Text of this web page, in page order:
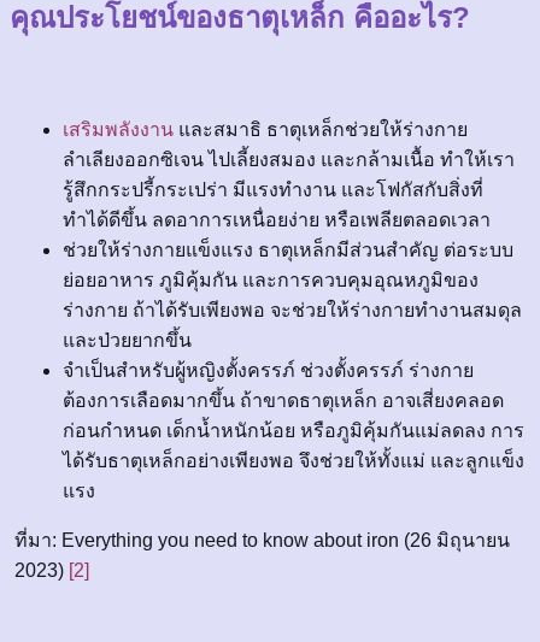
คุณประโยชน์ของธาตุเหล็ก คืออะไร?
เสริมพลังงาน และสมาธิ ธาตุเหล็กช่วยให้ร่างกาย
ลำเลียงออกซิเจน ไปเลี้ยงสมอง และกล้ามเนื้อ ทำให้เรา
รู้สึกกระปรี้กระเปร่า มีแรงทำงาน และโฟกัสกับสิ่งที่
ทำได้ดีขึ้น ลดอาการเหนื่อยง่าย หรือเพลียตลอดเวลา
ช่วยให้ร่างกายแข็งแรง ธาตุเหล็กมีส่วนสำคัญ ต่อระบบ
ย่อยอาหาร ภูมิคุ้มกัน และการควบคุมอุณหภูมิของ
ร่างกาย ถ้าได้รับเพียงพอ จะช่วยให้ร่างกายทำงานสมดุล
และป่วยยากขึ้น
จำเป็นสำหรับผู้หญิงตั้งครรภ์ ช่วงตั้งครรภ์ ร่างกาย
ต้องการเลือดมากขึ้น ถ้าขาดธาตุเหล็ก อาจเสี่ยงคลอด
ก่อนกำหนด เด็กน้ำหนักน้อย หรือภูมิคุ้มกันแม่ลดลง การ
ได้รับธาตุเหล็กอย่างเพียงพอ จึงช่วยให้ทั้งแม่ และลูกแข็ง
แรง
ที่มา: Everything you need to know about iron (26 มิถุนายน
2023) [2]